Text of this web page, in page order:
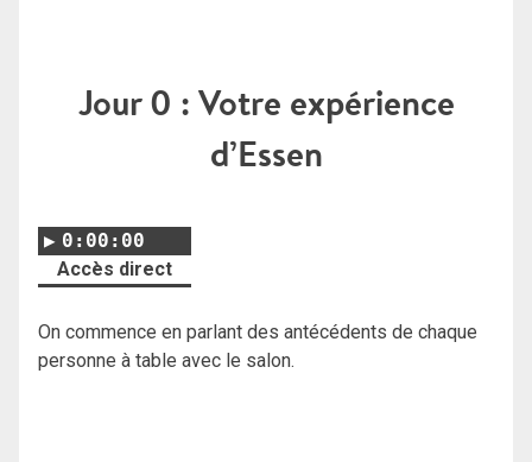
Jour 0 : Votre expérience
d’Essen
0:00:00
Accès direct
On commence en parlant des antécédents de chaque
personne à table avec le salon.